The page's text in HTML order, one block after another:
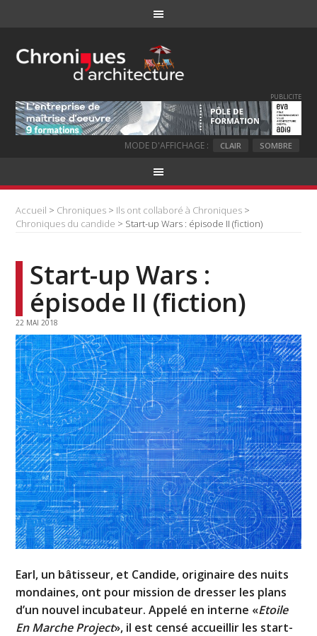
PUBLICITE
MODE D'AFFICHAGE : CLAIR SOMBRE
Accueil > Chroniques > Ils ont collaboré à Chroniques >
Chroniques du candide > Start-up Wars : épisode II (fiction)
Start-up Wars :
épisode II (fiction)
22 MAI 2018
Earl, un bâtisseur, et Candide, originaire des nuits
mondaines, ont pour mission de dresser les plans
d’un nouvel incubateur. Appelé en interne «Etoile
En Marche Project», il est censé accueillir les start-